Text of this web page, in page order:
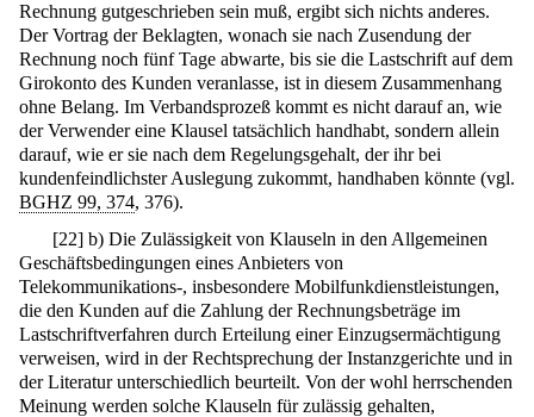
Rechnung gutgeschrieben sein muß, ergibt sich nichts anderes.
Der Vortrag der Beklagten, wonach sie nach Zusendung der
Rechnung noch fünf Tage abwarte, bis sie die Lastschrift auf dem
Girokonto des Kunden veranlasse, ist in diesem Zusammenhang
ohne Belang. Im Verbandsprozeß kommt es nicht darauf an, wie
der Verwender eine Klausel tatsächlich handhabt, sondern allein
darauf, wie er sie nach dem Regelungsgehalt, der ihr bei
kundenfeindlichster Auslegung zukommt, handhaben könnte (vgl.
BGHZ 99, 374, 376).
[22] b) Die Zulässigkeit von Klauseln in den Allgemeinen
Geschäftsbedingungen eines Anbieters von
Telekommunikations-, insbesondere Mobilfunkdienstleistungen,
die den Kunden auf die Zahlung der Rechnungsbeträge im
Lastschriftverfahren durch Erteilung einer Einzugsermächtigung
verweisen, wird in der Rechtsprechung der Instanzgerichte und in
der Literatur unterschiedlich beurteilt. Von der wohl herrschenden
Meinung werden solche Klauseln für zulässig gehalten,